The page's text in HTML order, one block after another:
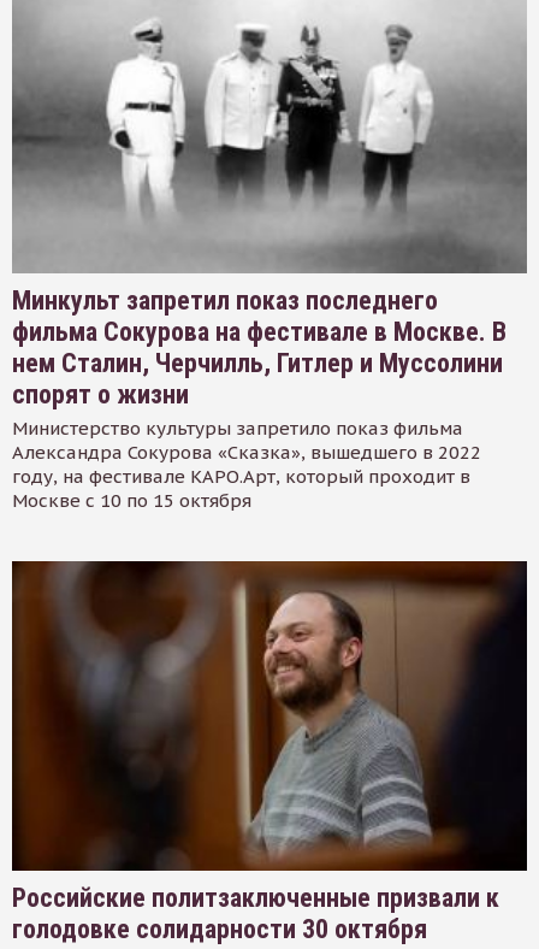
Минкульт запретил показ последнего
фильма Сокурова на фестивале в Москве. В
нем Сталин, Черчилль, Гитлер и Муссолини
спорят о жизни
Министерство культуры запретило показ фильма
Александра Сокурова «Сказка», вышедшего в 2022
году, на фестивале КАРО.Арт, который проходит в
Москве с 10 по 15 октября
Российские политзаключенные призвали к
голодовке солидарности 30 октября